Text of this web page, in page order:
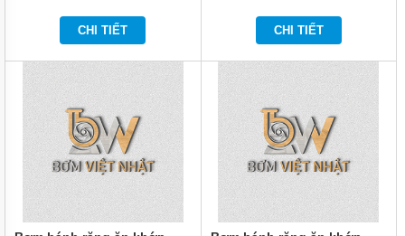
THIỆU
SẢN
PHẨM
LIÊN
CHI TIẾT CHI TIẾT